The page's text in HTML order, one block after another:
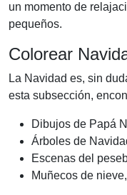
un momento de
pequeños.
Colorear
La Navidad es, sin
esta subsección,
Dibujos de Papá
Árboles de
Escenas del
Muñecos de